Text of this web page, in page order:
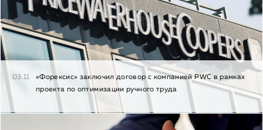
03.11
«Форексис» заключил договор с компанией PWC в рамках
проекта по оптимизации ручного труда